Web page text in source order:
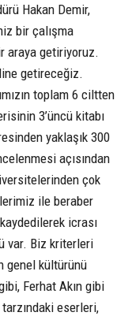
Hakan Demir,
bir çalışma
araya getiriyoruz.
getireceğiz.
toplam 6 ciltten
3’üncü kitabı
yaklaşık 300
açısından
çok
ile beraber
icrası
var. Biz kriterleri
genel kültürünü
Ferhat Akın gibi
eserleri,